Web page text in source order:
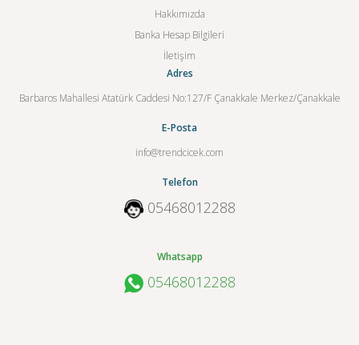
Hakkımızda
Banka Hesap Bilgileri
İletişim
Adres
Barbaros Mahallesi Atatürk Caddesi No:127/F Çanakkale Merkez/Çanakkale
E-Posta
info@trendcicek.com
Telefon
05468012288
Whatsapp
05468012288